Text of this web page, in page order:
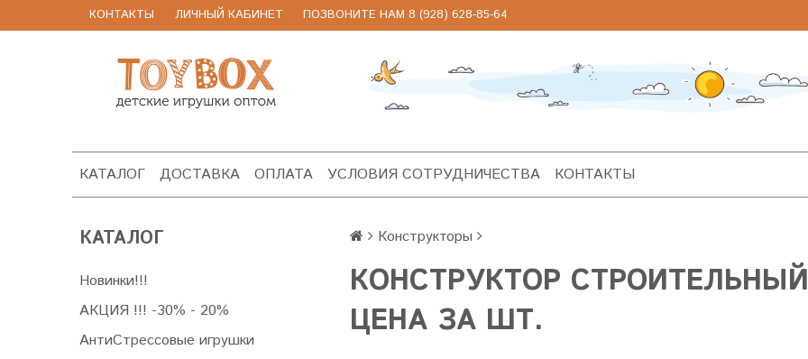
КОНТАКТЫ ЛИЧНЫЙ КАБИНЕТ ПОЗВОНИТЕ НАМ 8 (928) 628-85-64
КАТАЛОГ ДОСТАВКА ОПЛАТА УСЛОВИЯ СОТРУДНИЧЕСТВА КОНТАКТЫ
КАТАЛОГ
Новинки!!!
АКЦИЯ !!! -30% - 20%
АнтиСтрессовые игрушки
Конструкторы
КОНСТРУКТОР
ЦЕНА ЗА ШТ.